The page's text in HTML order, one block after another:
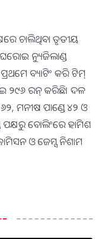
ଚାଲିଥିବା ତୃତୀୟ
ନ୍ୟୁଜିଲାଣ୍ଡ
ବ୍ୟାଟିଂ କରି ଟିମ୍‌
୨୯୬ ରନ୍‌ କରିଛି। ଦଳ
ମନୀଷ ପାଣ୍ଡେ ୪୨ ଓ
ପକ୍ଷରୁ ବୋଲିଂରେ ହାମିଶ
ଓ ଜେମ୍ସ ନିଶାମ